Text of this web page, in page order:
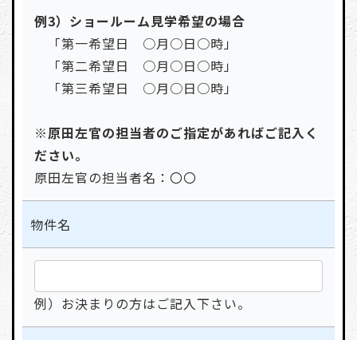
例3）ショールーム見学希望の場合
「第一希望日 ○月○日○時」
「第二希望日 ○月○日○時」
「第三希望日 ○月○日○時」
※原田左官の担当者のご指定があればご記入く
ださい。
原田左官の担当者名：〇〇
物件名
例）お決まりの方はご記入下さい。